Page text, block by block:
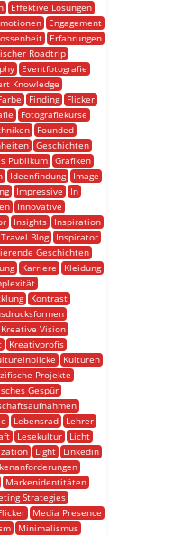
Effektive Lösungen
Engagement
Erfahrungen
Roadtrip
Eventfotografie
Knowledge
Finding
Flicker
Fotografiekurse
Founded
Geschichten
Publikum
Grafiken
Ideenfindung
Image
Impressive
In
Innovative
Insights
Inspiration
Blog
Inspirator
Geschichten
Karriere
Kleidung
Kontrast
Kreative Vision
Kreativprofis
Kulturen
Projekte
Gespür
Lebensrad
Lehrer
Lesekultur
Licht
Light
Linkedin
Markenidentitäten
Strategies
Media Presence
Minimalismus